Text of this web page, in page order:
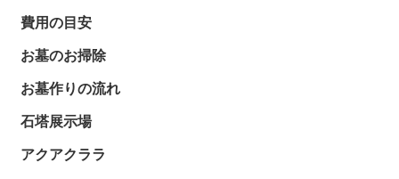
費用の目安
お墓のお掃除
お墓作りの流れ
石塔展示場
アクアクララ